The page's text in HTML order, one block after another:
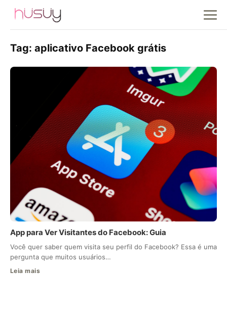
Tag: aplicativo Facebook grátis
App para Ver Visitantes do Facebook: Guia
Você quer saber quem visita seu perfil do Facebook? Essa é uma
pergunta que muitos usuários…
Leia mais